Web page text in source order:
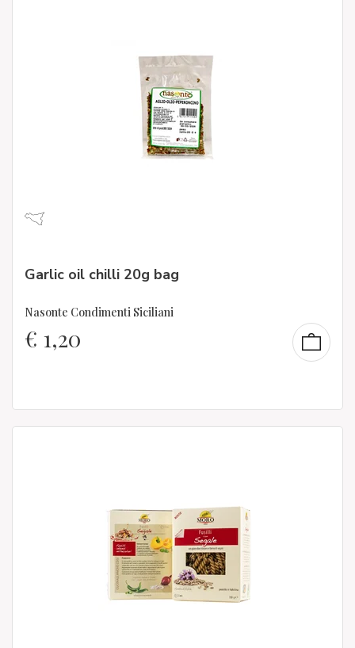
Garlic oil chilli 20g bag
Nasonte Condimenti Siciliani
€ 1,20